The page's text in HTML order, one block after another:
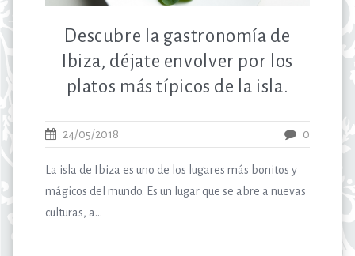
Descubre la gastronomía de
Ibiza, déjate envolver por los
platos más típicos de la isla.
24/05/2018 0
La isla de Ibiza es uno de los lugares más bonitos y
mágicos del mundo. Es un lugar que se abre a nuevas
culturas, a...